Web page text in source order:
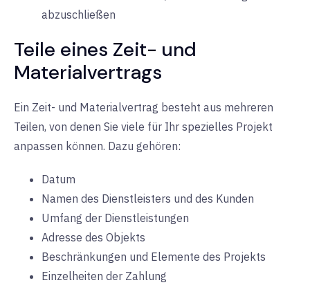
abzuschließen
Teile eines Zeit- und
Materialvertrags
Ein Zeit- und Materialvertrag besteht aus mehreren
Teilen, von denen Sie viele für Ihr spezielles Projekt
anpassen können. Dazu gehören:
Datum
Namen des Dienstleisters und des Kunden
Umfang der Dienstleistungen
Adresse des Objekts
Beschränkungen und Elemente des Projekts
Einzelheiten der Zahlung